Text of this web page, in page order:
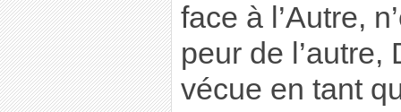
face à l’Autre,
peur de l’autre,
vécue en tant